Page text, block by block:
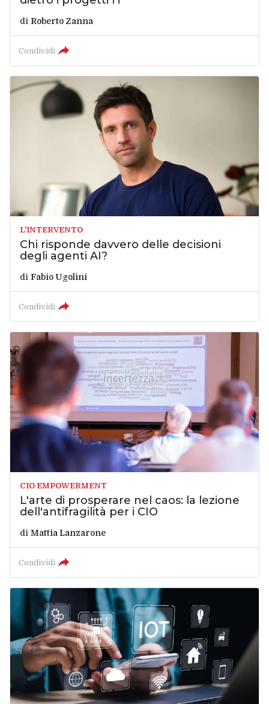
di Roberto Zanna
Condividi
L'INTERVENTO
Chi risponde davvero delle decisioni
degli agenti AI?
di Fabio Ugolini
Condividi
CIO EMPOWERMENT
L'arte di prosperare nel caos: la lezione
dell'antifragilità per i CIO
di Mattia Lanzarone
Condividi